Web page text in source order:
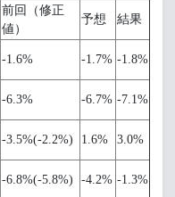
前回（修正
値）
予想 結果
-1.6% -1.7% -1.8%
-6.3% -6.7% -7.1%
-3.5%(-2.2%) 1.6% 3.0%
-6.8%(-5.8%) -4.2% -1.3%